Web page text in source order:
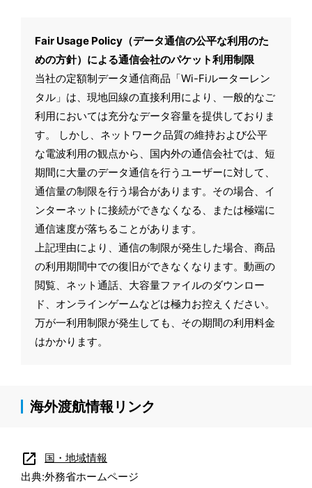
Fair Usage Policy（データ通信の公平な利用のた
めの方針）による通信会社のパケット利用制限
当社の定額制データ通信商品「Wi-Fiルーターレン
タル」は、現地回線の直接利用により、一般的なご
利用においては充分なデータ容量を提供しておりま
す。 しかし、ネットワーク品質の維持および公平
な電波利用の観点から、国内外の通信会社では、短
期間に大量のデータ通信を行うユーザーに対して、
通信量の制限を行う場合があります。その場合、イ
ンターネットに接続ができなくなる、または極端に
通信速度が落ちることがあります。
上記理由により、通信の制限が発生した場合、商品
の利用期間中での復旧ができなくなります。動画の
閲覧、ネット通話、大容量ファイルのダウンロー
ド、オンラインゲームなどは極力お控えください。
万が一利用制限が発生しても、その期間の利用料金
はかかります。
海外渡航情報リンク
open_in_new
国・地域情報
出典:外務省ホームページ